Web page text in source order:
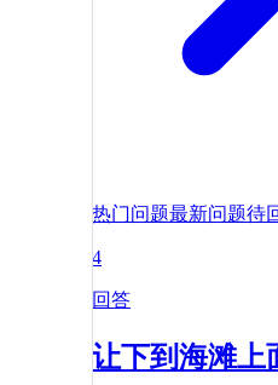
热门问题最新问题待
4
回答
让下到海滩上